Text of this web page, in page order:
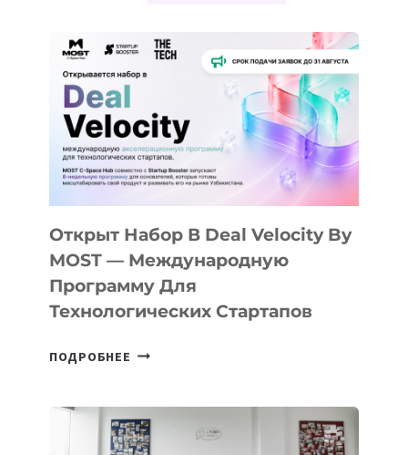
Открыт Набор В Deal Velocity By
MOST — Международную
Программу Для
Технологических Стартапов
ПОДРОБНЕЕ ОТКРЫТ
DEAL
VELOCITY